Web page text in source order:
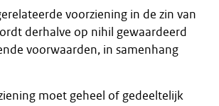
voorziening in de zin van
derhalve op nihil gewaardeerd
voorwaarden, in samenhang
moet geheel of gedeeltelijk